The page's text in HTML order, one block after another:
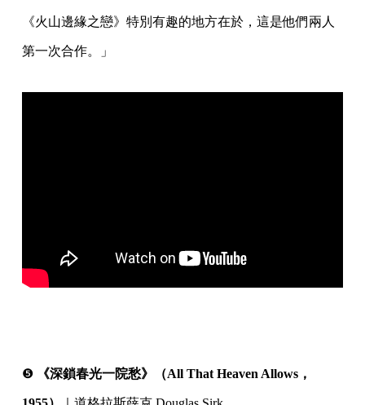
《火山邊緣之戀》特別有趣的地方在於，這是他們兩人
第一次合作。」
❺ 《深鎖春光一院愁》（All That Heaven Allows，